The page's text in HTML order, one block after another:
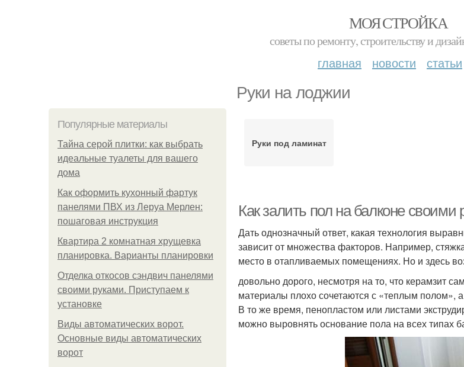
МОЯ СТРОЙКА
советы по ремонту, строительству и
главная новости статьи
Руки на лоджии
Популярные материалы
Тайна серой плитки: как выбрать
идеальные туалеты для вашего
дома
Как оформить кухонный фартук
панелями ПВХ из Леруа Мерлен:
пошаговая инструкция
Квартира 2 комнатная хрущевка
планировка. Варианты планировки
Отделка откосов сэндвич панелями
своими руками. Приступаем к
установке
Виды автоматических ворот.
Основные виды автоматических
ворот
Руки под ламинат
Как залить пол на балконе
Дать однозначный ответ, какая технология
зависит от множества факторов. Например,
место в отапливаемых помещениях. Но и здесь
довольно дорого, несмотря на то, что керамзит
материалы плохо сочетаются с «теплым полом»,
В то же время, пенопластом или листами
можно выровнять основание пола на всех типах